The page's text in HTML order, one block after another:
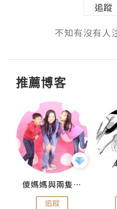
追蹤
不知有沒有人
推薦博客
儍媽媽與兩隻小魔怪之家
追蹤